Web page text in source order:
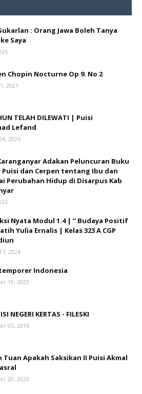
: Orang Jawa Boleh Tanya
Saya
Chopin Nocturne Op 9. No 2
2021
TELAH DILEWATI | Puisi
Lefand
2026
Adakan Peluncuran Buku
dan Cerpen tentang Ibu dan
Perubahan Hidup di Disarpus Kab
Nyata Modul 1.4 | “ Budaya Positif
Yulia Ernalis | Kelas 323 A CGP
2024
Indonesia
19, 2023
NEGERI KERTAS - FILESKI
05, 2016
Tuan Apakah Saksikan II Puisi Akmal
20, 2023